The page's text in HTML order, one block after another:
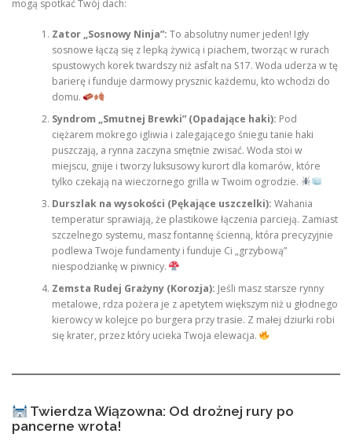
mogą spotkać Twój dach:
Zator „Sosnowy Ninja”: To absolutny numer jeden! Igły
sosnowe łączą się z lepką żywicą i piachem, tworząc w rurach
spustowych korek twardszy niż asfalt na S17. Woda uderza w tę
barierę i funduje darmowy prysznic każdemu, kto wchodzi do
domu.
Syndrom „Smutnej Brewki” (Opadające haki): Pod
ciężarem mokrego igliwia i zalegającego śniegu tanie haki
puszczają, a rynna zaczyna smętnie zwisać. Woda stoi w
miejscu, gnije i tworzy luksusowy kurort dla komarów, które
tylko czekają na wieczornego grilla w Twoim ogrodzie.
Durszlak na wysokości (Pękające uszczelki): Wahania
temperatur sprawiają, że plastikowe łączenia parcieją. Zamiast
szczelnego systemu, masz fontannę ścienną, która precyzyjnie
podlewa Twoje fundamenty i funduje Ci „grzybową”
niespodziankę w piwnicy.
Zemsta Rudej Grażyny (Korozja): Jeśli masz starsze rynny
metalowe, rdza pożera je z apetytem większym niż u głodnego
kierowcy w kolejce po burgera przy trasie. Z małej dziurki robi
się krater, przez który ucieka Twoja elewacja.
Twierdza Wiązowna: Od drożnej rury po
pancerne wrota!